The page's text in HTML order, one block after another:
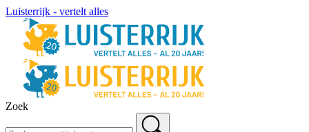
Luisterrijk - vertelt alles
Zoek